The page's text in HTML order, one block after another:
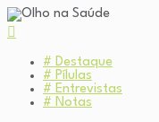
# Destaque
# Pílulas
# Entrevistas
# Notas